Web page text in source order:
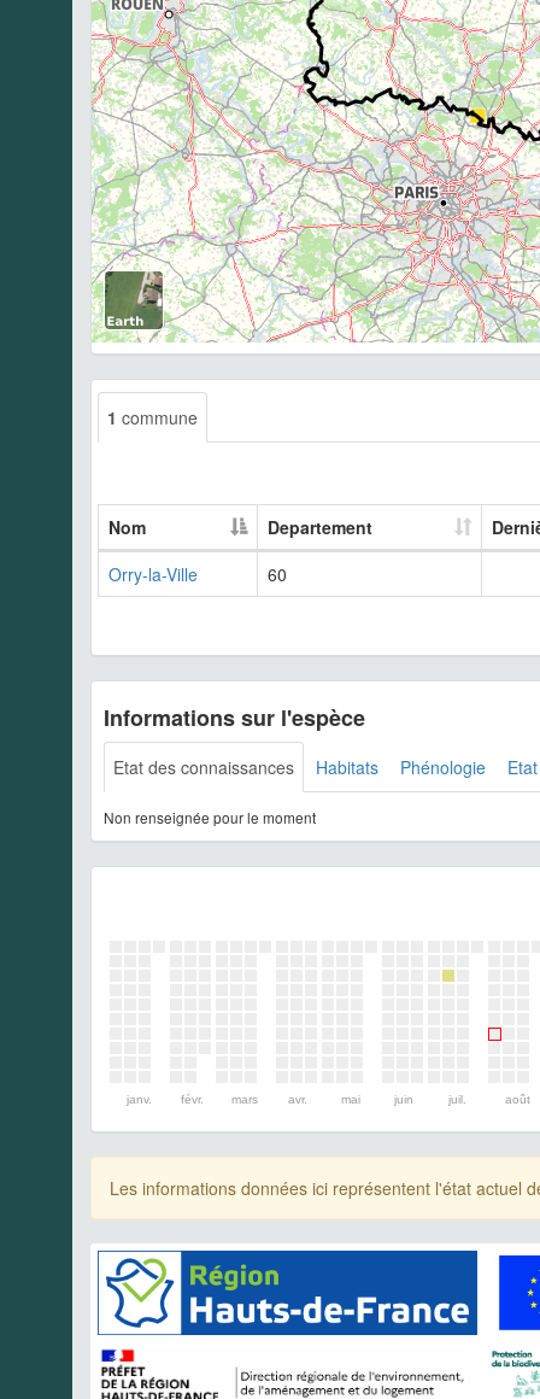
1 commune
Nom Departement
Orry-la-Ville
60
Informations sur l'espèce
Etat des connaissances Habitats Phénologie
Non renseignée pour le moment
janv. févr. mars avr. mai juin juil. août
Les informations données ici représentent l'état actuel